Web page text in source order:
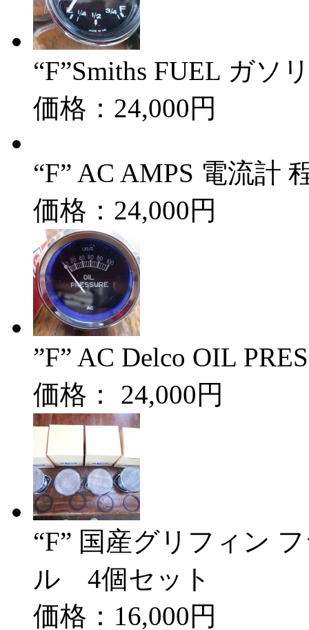
“F”Smiths FUEL ガソ
価格：24,000円
“F” AC AMPS 電流計
価格：24,000円
”F” AC Delco OIL
価格： 24,000円
“F” 国産グリフィン
ル 4個セット
価格：16,000円